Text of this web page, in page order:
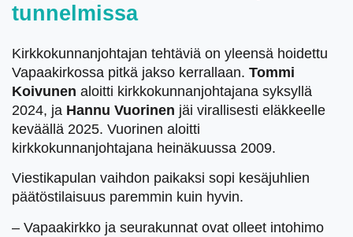
tunnelmissa
Kirkkokunnanjohtajan tehtäviä on yleensä hoidettu
Vapaakirkossa pitkä jakso kerrallaan. Tommi
Koivunen aloitti kirkkokunnanjohtajana syksyllä
2024, ja Hannu Vuorinen jäi virallisesti eläkkeelle
keväällä 2025. Vuorinen aloitti
kirkkokunnanjohtajana heinäkuussa 2009.
Viestikapulan vaihdon paikaksi sopi kesäjuhlien
päätöstilaisuus paremmin kuin hyvin.
– Vapaakirkko ja seurakunnat ovat olleet intohimo